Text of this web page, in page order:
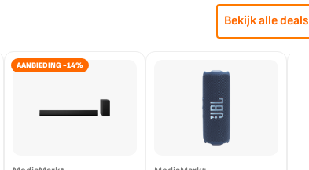
Bekijk alle deals
AANBIEDING -14%